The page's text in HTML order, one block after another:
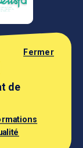
Fermer
de